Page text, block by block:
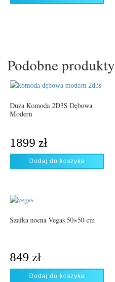
Podobne produkty
Duża Komoda 2D3S Dębowa
Modern
1899 zł
Dodaj do koszyka
Szafka nocna Vegas 50×50 cm
849 zł
Dodaj do koszyka